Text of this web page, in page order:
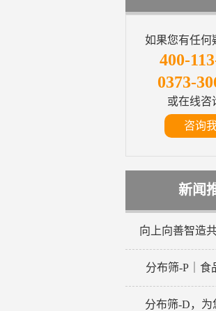
如果您有任何
400-
0373-
或在线咨
咨询我
新闻
向上向善智造
分布筛-P｜食
分布筛-D，为